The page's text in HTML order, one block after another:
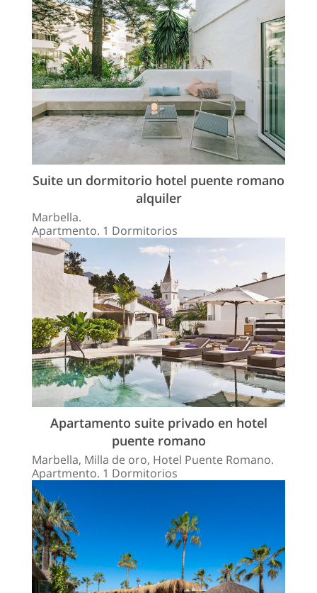
Suite un dormitorio hotel puente romano
alquiler
Marbella.
Apartmento. 1 Dormitorios
Apartamento suite privado en hotel
puente romano
Marbella, Milla de oro, Hotel Puente Romano.
Apartmento. 1 Dormitorios